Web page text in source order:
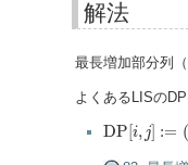
解法
最長増加部分列
よくあるLISの
DP[i, j] := (
DP[i,j := ,